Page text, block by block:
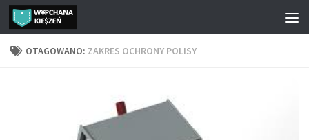
Przejdź do treści
OTAGOWANO: ZAKRES OCHRONY POLISY